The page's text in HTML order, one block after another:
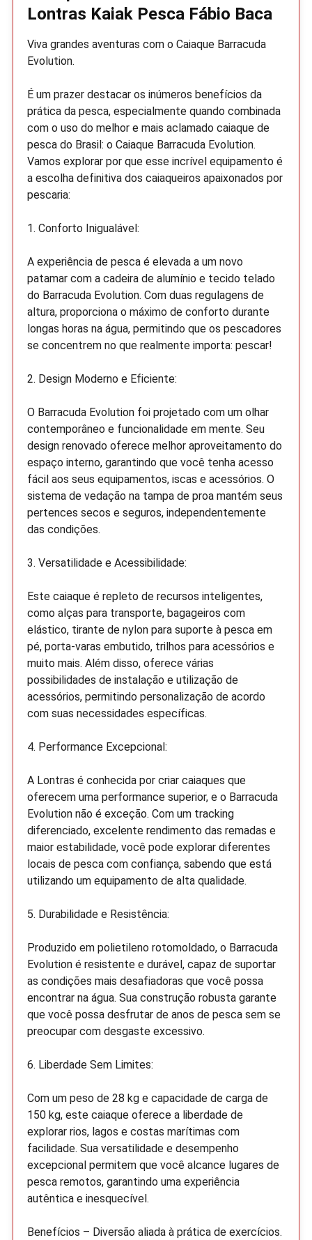
Lontras Kaiak Pesca Fábio Baca
Viva grandes aventuras com o Caiaque Barracuda
Evolution.
É um prazer destacar os inúmeros benefícios da
prática da pesca, especialmente quando combinada
com o uso do melhor e mais aclamado caiaque de
pesca do Brasil: o Caiaque Barracuda Evolution.
Vamos explorar por que esse incrível equipamento é
a escolha definitiva dos caiaqueiros apaixonados por
pescaria:
1. Conforto Inigualável:
A experiência de pesca é elevada a um novo
patamar com a cadeira de alumínio e tecido telado
do Barracuda Evolution. Com duas regulagens de
altura, proporciona o máximo de conforto durante
longas horas na água, permitindo que os pescadores
se concentrem no que realmente importa: pescar!
2. Design Moderno e Eficiente:
O Barracuda Evolution foi projetado com um olhar
contemporâneo e funcionalidade em mente. Seu
design renovado oferece melhor aproveitamento do
espaço interno, garantindo que você tenha acesso
fácil aos seus equipamentos, iscas e acessórios. O
sistema de vedação na tampa de proa mantém seus
pertences secos e seguros, independentemente
das condições.
3. Versatilidade e Acessibilidade:
Este caiaque é repleto de recursos inteligentes,
como alças para transporte, bagageiros com
elástico, tirante de nylon para suporte à pesca em
pé, porta-varas embutido, trilhos para acessórios e
muito mais. Além disso, oferece várias
possibilidades de instalação e utilização de
acessórios, permitindo personalização de acordo
com suas necessidades específicas.
4. Performance Excepcional:
A Lontras é conhecida por criar caiaques que
oferecem uma performance superior, e o Barracuda
Evolution não é exceção. Com um tracking
diferenciado, excelente rendimento das remadas e
maior estabilidade, você pode explorar diferentes
locais de pesca com confiança, sabendo que está
utilizando um equipamento de alta qualidade.
5. Durabilidade e Resistência:
Produzido em polietileno rotomoldado, o Barracuda
Evolution é resistente e durável, capaz de suportar
as condições mais desafiadoras que você possa
encontrar na água. Sua construção robusta garante
que você possa desfrutar de anos de pesca sem se
preocupar com desgaste excessivo.
6. Liberdade Sem Limites:
Com um peso de 28 kg e capacidade de carga de
150 kg, este caiaque oferece a liberdade de
explorar rios, lagos e costas marítimas com
facilidade. Sua versatilidade e desempenho
excepcional permitem que você alcance lugares de
pesca remotos, garantindo uma experiência
autêntica e inesquecível.
Benefícios – Diversão aliada à prática de exercícios.